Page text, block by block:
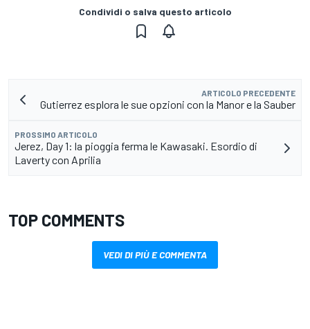
Condividi o salva questo articolo
ARTICOLO PRECEDENTE
Gutierrez esplora le sue opzioni con la Manor e la Sauber
PROSSIMO ARTICOLO
Jerez, Day 1: la pioggia ferma le Kawasaki. Esordio di
Laverty con Aprilia
TOP COMMENTS
VEDI DI PIÙ E COMMENTA